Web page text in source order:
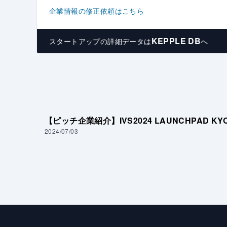
企業情報の修正依頼はこちら
スタートアップの詳細データはKEPPLE DBへ
【ピッチ企業紹介】IVS2024 LAUNCHPAD
2024/07/03